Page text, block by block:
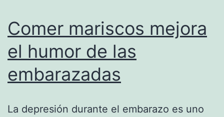
peso
al
nacer
Comer mariscos mejora
el humor de las
embarazadas
La depresión durante el embarazo es uno